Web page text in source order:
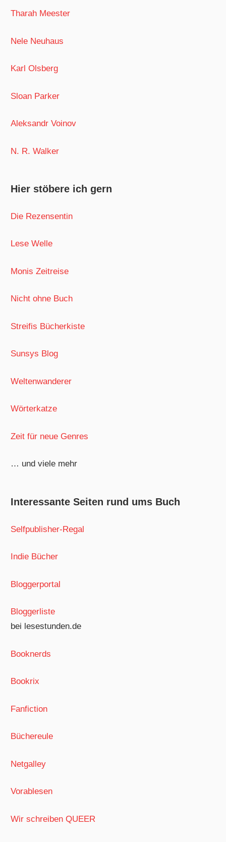
Tharah Meester
Nele Neuhaus
Karl Olsberg
Sloan Parker
Aleksandr Voinov
N. R. Walker
Hier stöbere ich gern
Die Rezensentin
Lese Welle
Monis Zeitreise
Nicht ohne Buch
Streifis Bücherkiste
Sunsys Blog
Weltenwanderer
Wörterkatze
Zeit für neue Genres
… und viele mehr
Interessante Seiten rund ums Buch
Selfpublisher-Regal
Indie Bücher
Bloggerportal
Bloggerliste
bei lesestunden.de
Booknerds
Bookrix
Fanfiction
Büchereule
Netgalley
Vorablesen
Wir schreiben QUEER